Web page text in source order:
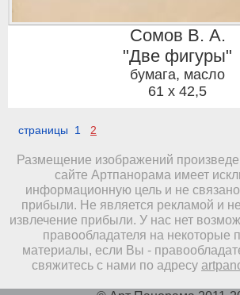
Сомов В. А.
"Две фигуры"
бумага, масло
61 x 42,5
страницы 1 2
Размещение изображений
сайте Артпанорама имеет
информационную цель и не
прибыли. Не является рекламой и
извлечение прибыли. У нас нет
правообладателя на некоторые
материалы, если Вы -
свяжитесь с нами по адресу